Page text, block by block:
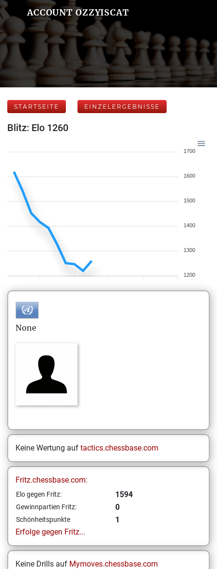
ACCOUNT OZZYISCAT
STARTSEITE EINZELERGEBNISSE
Blitz: Elo 1260
1700
1600
1500
1400
1300
1200
None
Keine Wertung auf tactics.chessbase.com
Fritz.chessbase.com:
Elo gegen Fritz: 1594
Gewinnpartien Fritz: 0
Schönheitspunkte
1
Erfolge gegen Fritz...
Keine Drills auf Mymoves.chessbase.com